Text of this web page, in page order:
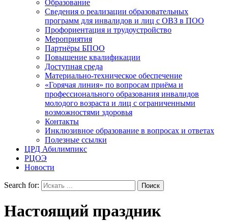
Образование
Сведения о реализации образовательных
программ для инвалидов и лиц с ОВЗ в ПОО
Профориентация и трудоустройство
Мероприятия
Партнёры БПОО
Повышение квалификации
Доступная среда
Материально-техническое обеспечение
«Горячая линия» по вопросам приёма и
профессионального образования инвалидов
молодого возраста и лиц с ограниченными
возможностями здоровья
Контакты
Инклюзивное образование в вопросах и ответах
Полезные ссылки
ЦРД Абилимпикс
РЦОЭ
Новости
Search for:
Настоящий праздник